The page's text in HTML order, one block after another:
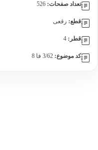
تعداد صفحات: 526
قطع: رقعی
قطر: 4
کد موضوع: 3/62 فا 8